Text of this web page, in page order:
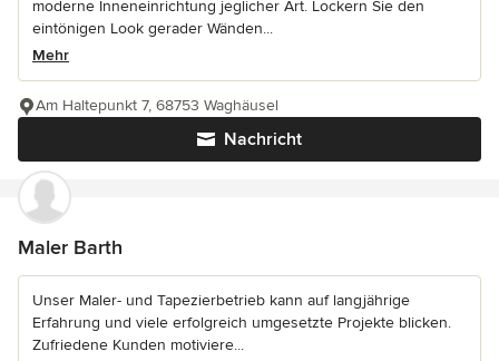
moderne Inneneinrichtung jeglicher Art. Lockern Sie den
eintönigen Look gerader Wänden...
Mehr
Nachricht
Am Haltepunkt 7, 68753 Waghäusel
Maler Barth
Unser Maler- und Tapezierbetrieb kann auf langjährige
Erfahrung und viele erfolgreich umgesetzte Projekte blicken.
Zufriedene Kunden motiviere...